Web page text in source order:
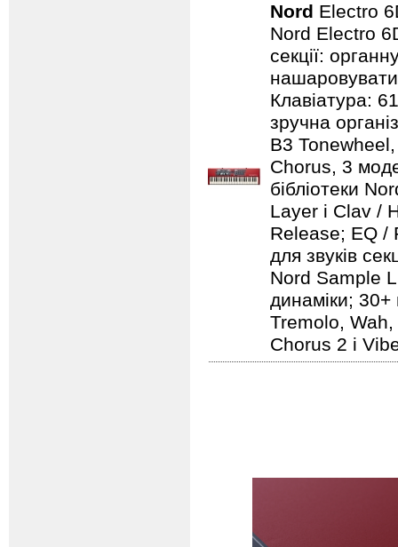
Nord Electro
Nord Electro
секції:
нашаровувати
Клавіатура:
зручна
B3
Chorus, 3
бібліотеки
Layer і Clav /
Release; EQ /
для звуків
Nord Sample
динаміки; 30+
Tremolo,
Chorus 2 і